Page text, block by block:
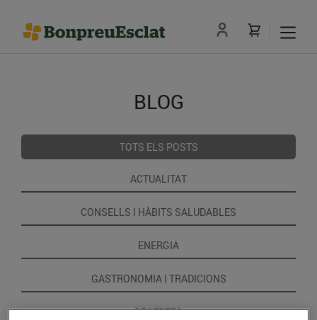
BLOG
TOTS ELS POSTS
ACTUALITAT
CONSELLS I HÀBITS SALUDABLES
ENERGIA
GASTRONOMIA I TRADICIONS
RECEPTES